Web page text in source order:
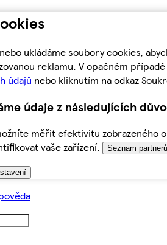
ukládáme soubory cookies,
reklamu. V opačném
údajů nebo kliknutím na odkaz
údaje z následujících
měřit efektivitu zobrazeného
vaše zařízení.
Seznam